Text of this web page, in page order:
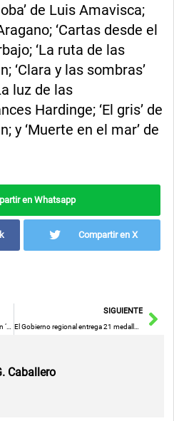
de Luis Amavisca;
‘Cartas desde el
‘La ruta de las
‘Clara y las sombras’
luz de las
Hardinge; ‘El gris’ de
y ‘Muerte en el mar’ de
en Whatsapp
Compartir en X
SIGUIENTE
Caballero